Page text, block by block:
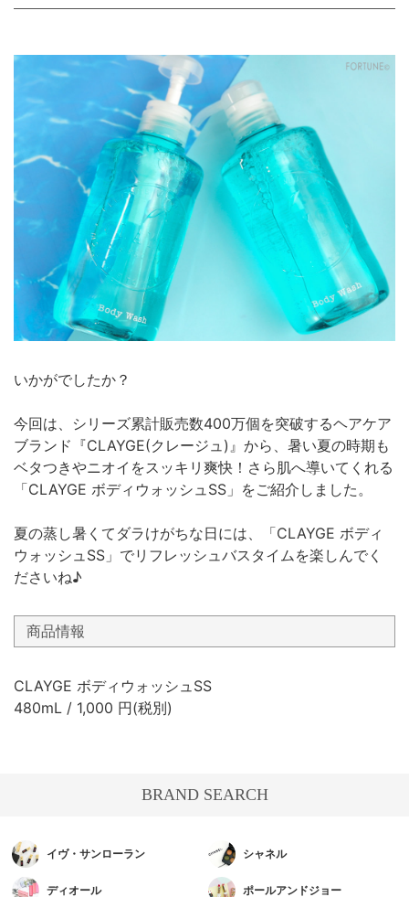
いかがでしたか？
今回は、シリーズ累計販売数400万個を突破するヘアケア
ブランド『CLAYGE(クレージュ)』から、暑い夏の時期も
ベタつきやニオイをスッキリ爽快！さら肌へ導いてくれる
「CLAYGE ボディウォッシュSS」をご紹介しました。
夏の蒸し暑くてダラけがちな日には、「CLAYGE ボディ
ウォッシュSS」でリフレッシュバスタイムを楽しんでく
ださいね♪
商品情報
CLAYGE ボディウォッシュSS
480mL / 1,000 円(税別)
BRAND SEARCH
イヴ・サンローラン シャネル
ディオール ポールアンドジョー